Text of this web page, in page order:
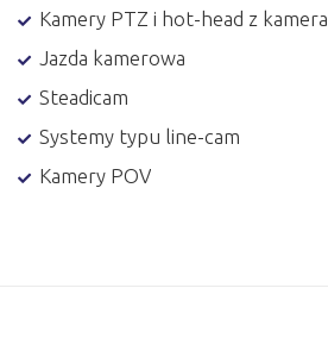
Kamery PTZ i hot-head z
Jazda kamerowa
Steadicam
Systemy typu line-cam
Kamery POV